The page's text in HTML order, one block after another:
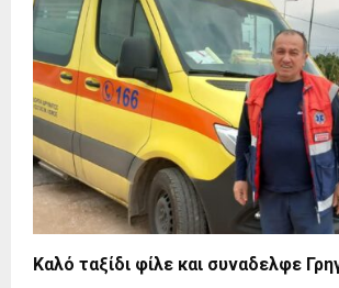
Καλό ταξίδι φίλε και συναδελφε